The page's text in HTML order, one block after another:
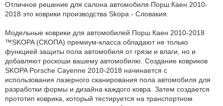
Отличное решение для салона автомобиля Порш Каен 2010-
2018 это коврики производства Skopa - Словакия.
Модельные коврики для автомобилей Порш Каен 2010-2018
™SKOPA (CКОПА) премиум-класса обладают не только
функцией защиты пола автомобиля от грязи и влаги, но и
добавляют роскоши вашему автомобилю. Создание ковриков
SKOPA Porsche Cayenne 2010-2018 начинается с
использования лазерного сканирования пола автомобиля для
разработки формы и дизайна каждого ковра. Затем создается
прототип коврика, который тестируется на транспортном